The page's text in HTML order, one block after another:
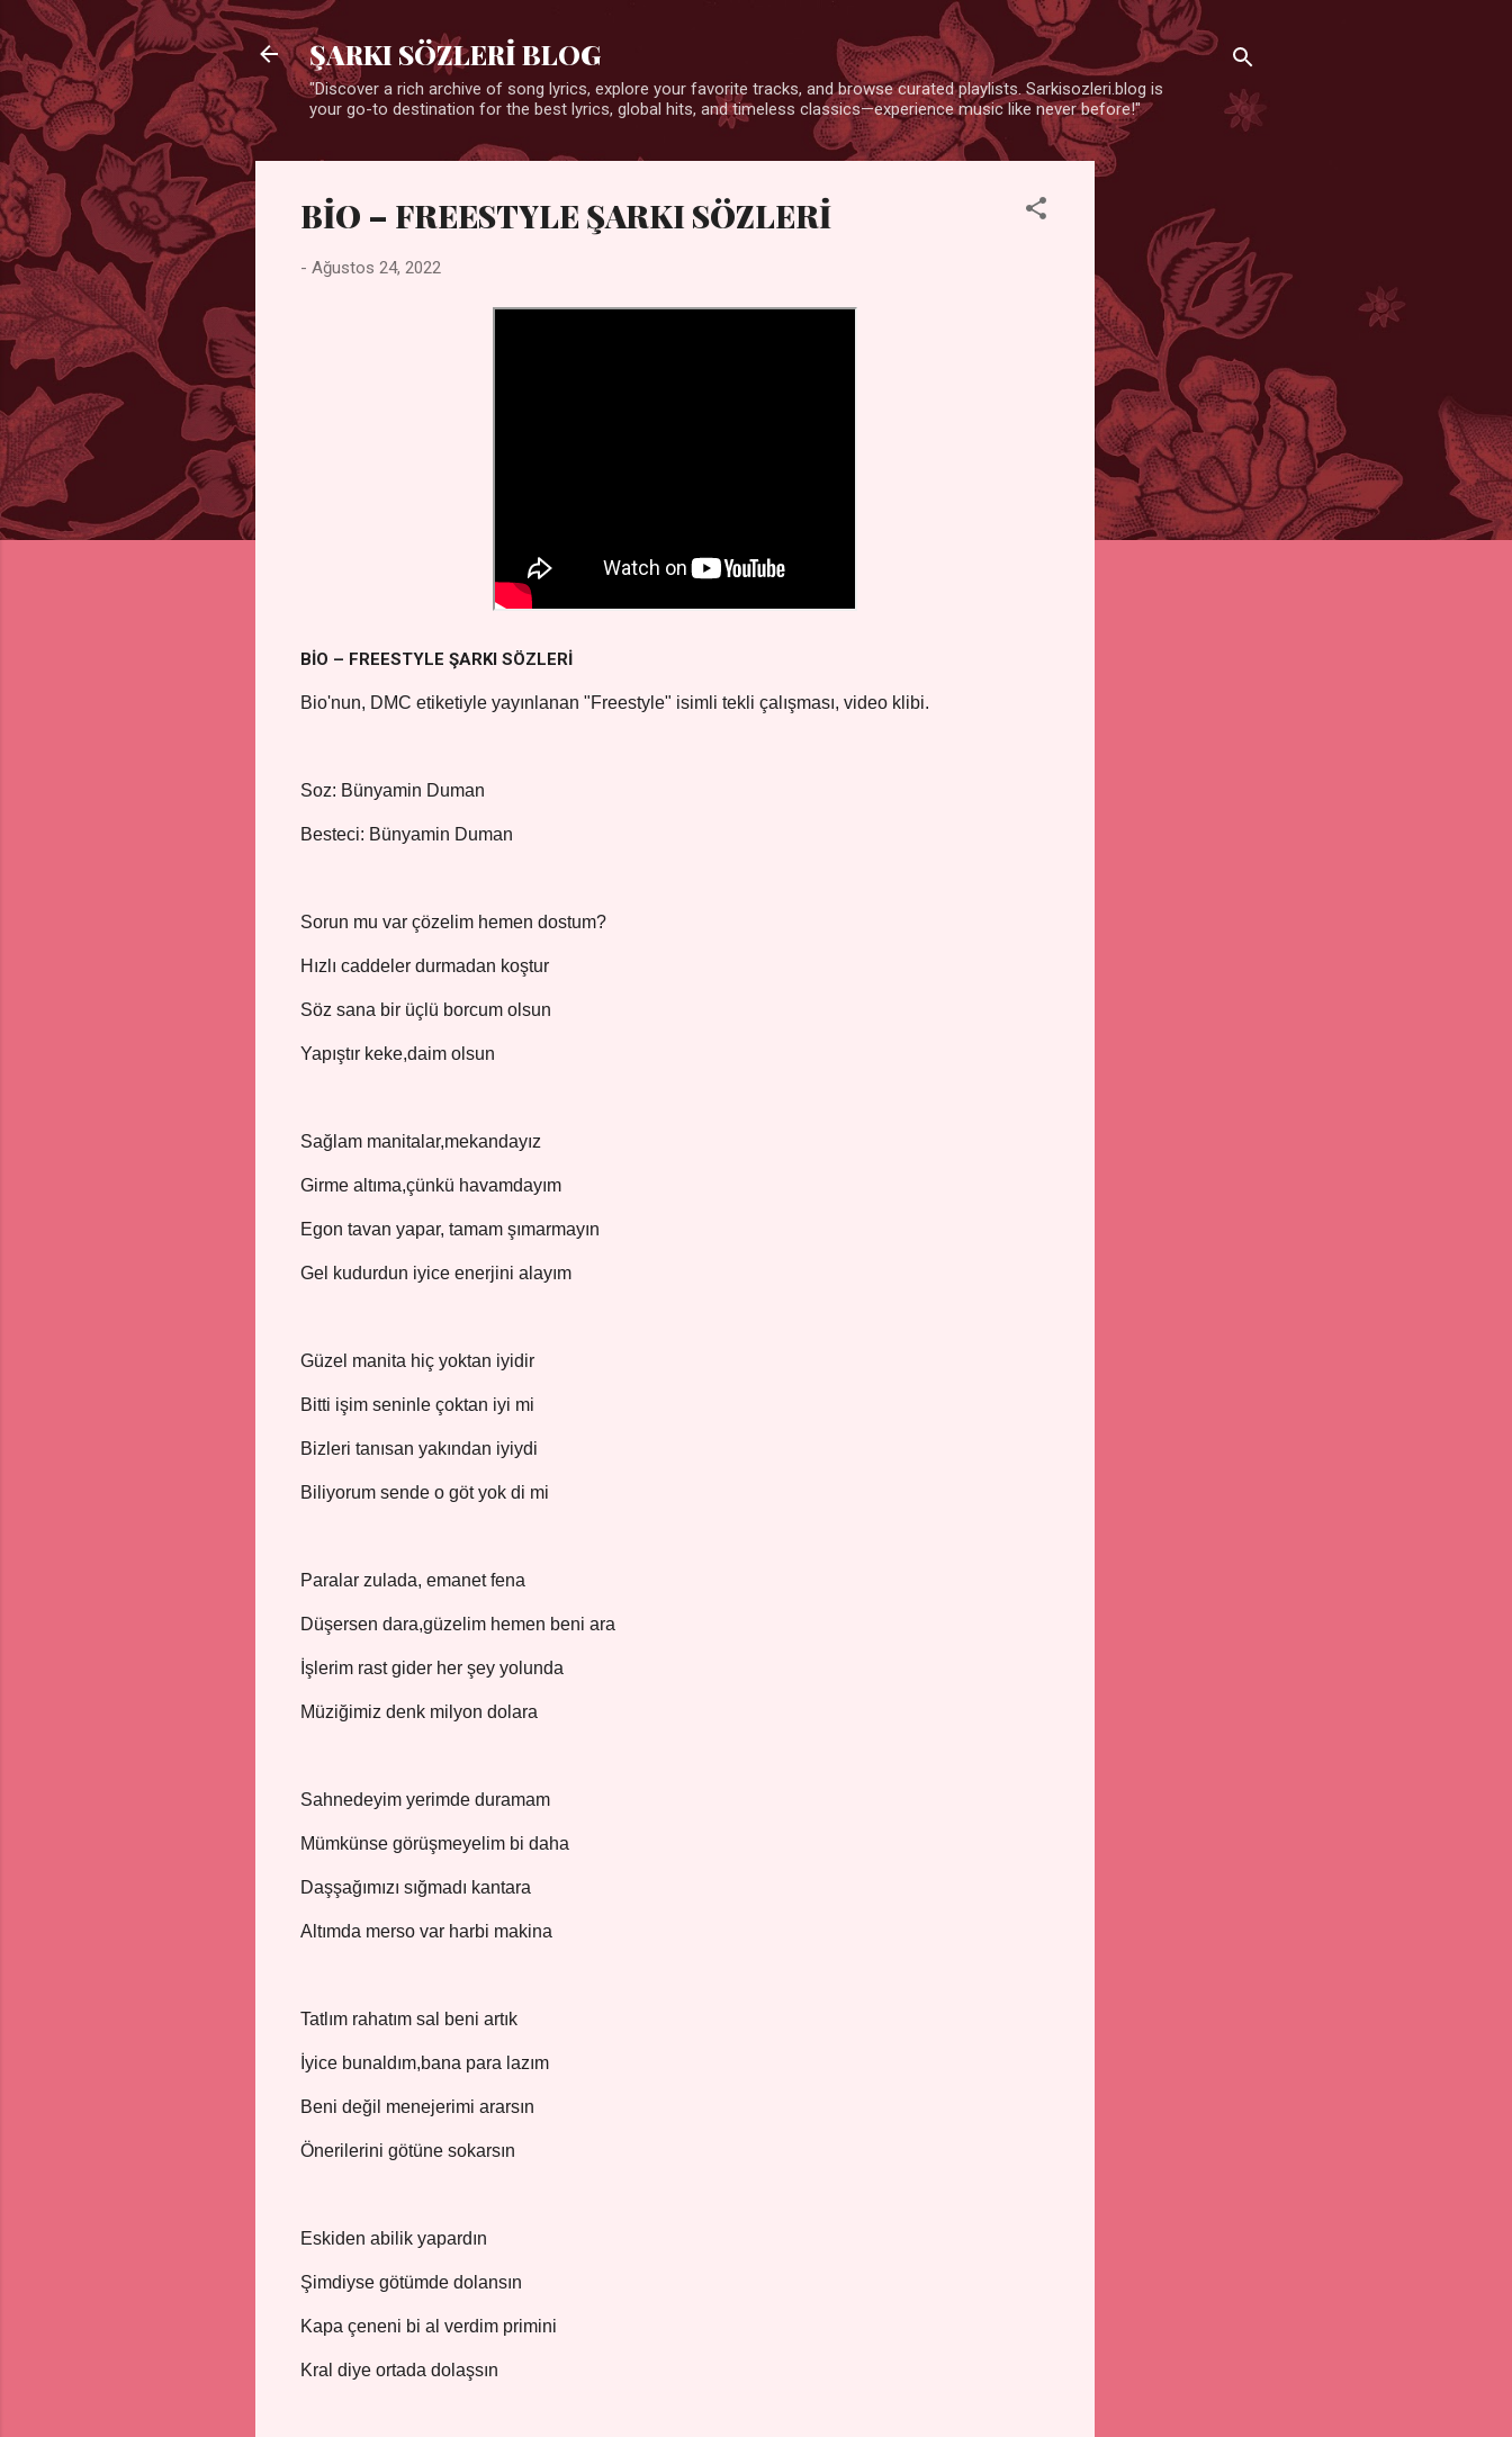
ŞARKI SÖZLERİ BLOG
"Discover a rich archive of song lyrics, explore your favorite tracks, and browse curated playlists. Sarkisozleri.blog is
your go-to destination for the best lyrics, global hits, and timeless classics—experience music like never before!"
BİO – FREESTYLE ŞARKI SÖZLERİ
- Ağustos 24, 2022
BİO – FREESTYLE ŞARKI SÖZLERİ
Bio'nun, DMC etiketiyle yayınlanan "Freestyle" isimli tekli çalışması, video klibi.
Soz: Bünyamin Duman
Besteci: Bünyamin Duman
Sorun mu var çözelim hemen dostum?
Hızlı caddeler durmadan koştur
Söz sana bir üçlü borcum olsun
Yapıştır keke,daim olsun
Sağlam manitalar,mekandayız
Girme altıma,çünkü havamdayım
Egon tavan yapar, tamam şımarmayın
Gel kudurdun iyice enerjini alayım
Güzel manita hiç yoktan iyidir
Bitti işim seninle çoktan iyi mi
Bizleri tanısan yakından iyiydi
Biliyorum sende o göt yok di mi
Paralar zulada, emanet fena
Düşersen dara,güzelim hemen beni ara
İşlerim rast gider her şey yolunda
Müziğimiz denk milyon dolara
Sahnedeyim yerimde duramam
Mümkünse görüşmeyelim bi daha
Daşşağımızı sığmadı kantara
Altımda merso var harbi makina
Tatlım rahatım sal beni artık
İyice bunaldım,bana para lazım
Beni değil menejerimi ararsın
Önerilerini götüne sokarsın
Eskiden abilik yapardın
Şimdiyse götümde dolansın
Kapa çeneni bi al verdim primini
Kral diye ortada dolaşsın